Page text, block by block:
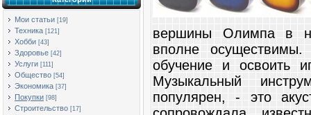
Мои статьи [19]
Техника [121]
Хобби [43]
Здоровье [42]
Услуги [111]
Общество [54]
Экономика [37]
Покупки [98]
Строительство [17]
вершины Олимпа в
вполне
обучение и освоить
Музыкальный
популярен, - это